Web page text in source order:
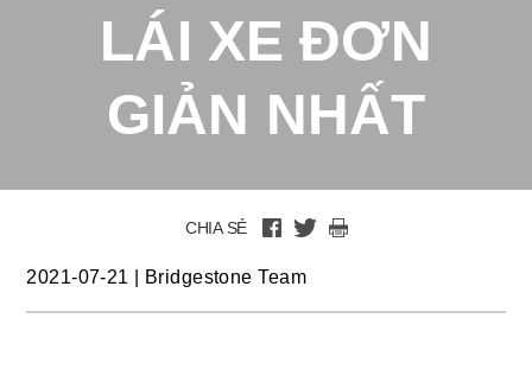
LÁI XE ĐƠN
GIẢN NHẤT
CHIA SẺ
2021-07-21 Bridgestone Team